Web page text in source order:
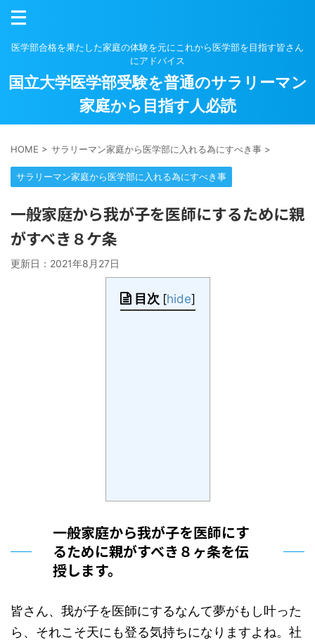
医学部合格を果たした家庭の体験を元にこれから医学部を目指す皆さん
にアドバイス
国立大学医学部受験を普通のサラリーマン
家庭から目指す人必読
HOME > サラリーマン家庭から医学部に入れる為にすべき事 >
サラリーマン家庭から医学部に入れる為にすべき事
一般家庭から我が子を医師にするために親
がすべき８ケ条
更新日： 2021年8月27日
目次 [hide]
一般家庭から我が子を医師にす
るために親がすべき８ヶ条を伝
授します。
皆さん、我が子を医師にするなんて夢がもし叶った
ら、それこそ天にも登る気持ちになりますよね。社